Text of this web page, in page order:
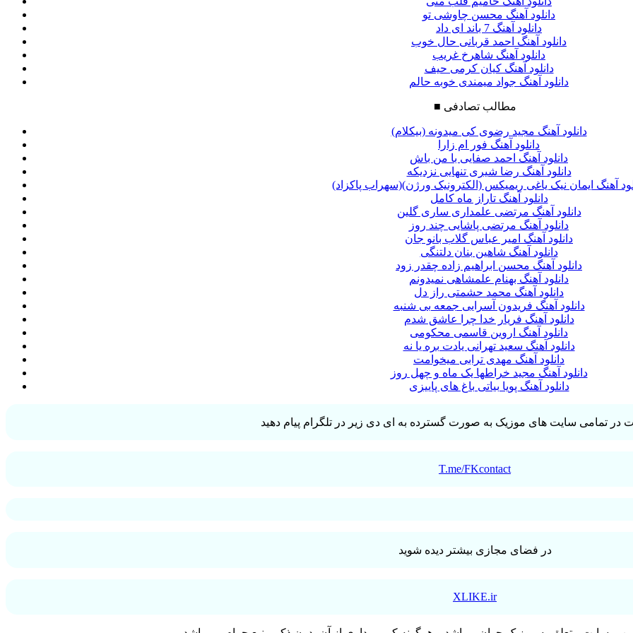
دانلود آهنگ محسن چاوشی تو
دانلود آهنگ 7 باند ای داد
دانلود آهنگ احمد قربانی حال خوب
دانلود آهنگ شاهرخ غریب
دانلود آهنگ کیان کرمی حیف
دانلود آهنگ جواد میمندی خوبه حالم
■ مطالب تصادفی
دانلود آهنگ مجید رضوی کی میدونه (بیکلام)
دانلود آهنگ فور ام زارا
دانلود آهنگ احمد صفایی با من باش
دانلود آهنگ رضا شیری تنهایی نزدیکه
آهنگ ایمان نیک یاغی ریمیکس (الکترونیک ورژن)(سهراب پاکزاد)
دانلود آهنگ تاراز ماه کامل
دانلود آهنگ مرتضی علمداری ساری گلین
دانلود آهنگ مرتضی پاشایی چند روز
دانلود آهنگ امیر عباس گلاب بانو جان
دانلود آهنگ شاهین بنان دلتنگی
دانلود آهنگ محسن ابراهیم زاده چقدر زود
دانلود آهنگ بهنام علمشاهی نمیدونم
دانلود آهنگ محمد حشمتی راز دل
دانلود آهنگ فریدون آسرایی جمعه بی شنبه
دانلود آهنگ فریار خدا چرا عاشق شدم
دانلود آهنگ اروین قاسمی محکومی
دانلود آهنگ سعید تهرانی یادت بره یا نه
دانلود آهنگ مهدی ترابی میخوامت
دانلود آهنگ مجید خراطها یک ماه و چهل روز
دانلود آهنگ پویا بیاتی باغ های پاییزی
T.me/FKcontact
در فضای مجازی بیشتر دیده شوید
XLIKE.ir